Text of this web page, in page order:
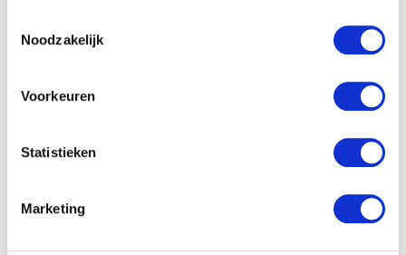
Noodzakelijk
Voorkeuren
Statistieken
Marketing